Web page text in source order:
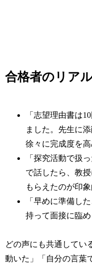
合格者のリア
「志望理由書は
ました。先生に
徐々に完成度を高
「探究活動で扱
で話したら、教
もらえたのが印象
「早めに準備し
持って面接に臨め
どの声にも共通してい
動いた」「自分の言葉